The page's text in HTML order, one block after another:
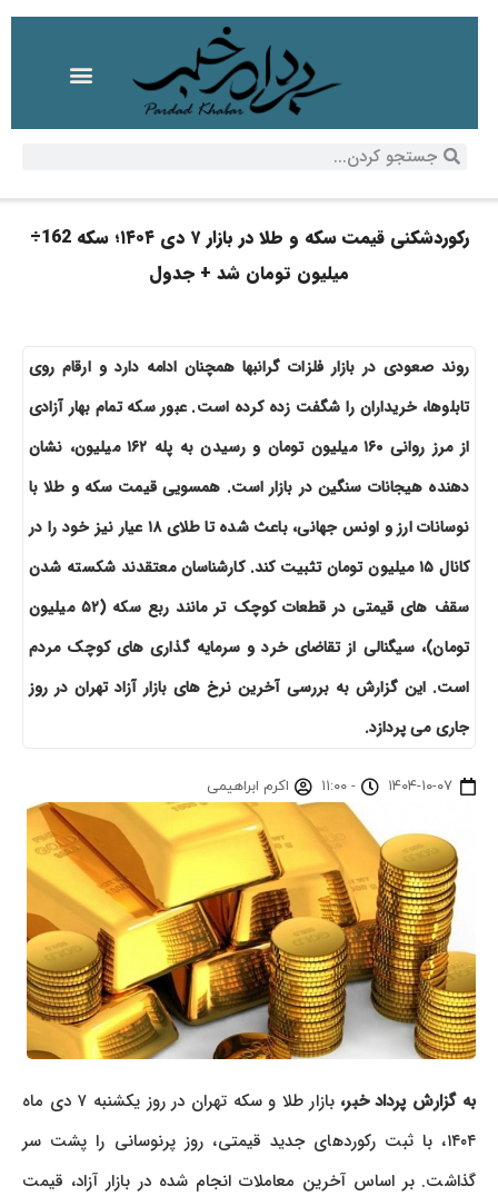
رکوردشکنی قیمت سکه و طلا در بازار ۷ دی ۱۴۰۴؛ سکه 162÷
میلیون تومان شد + جدول
روند صعودی در بازار فلزات گرانبها همچنان ادامه دارد و ارقام روی
تابلوها، خریداران را شگفت زده کرده است. عبور سکه تمام بهار آزادی
از مرز روانی ۱۶۰ میلیون تومان و رسیدن به پله ۱۶۲ میلیون، نشان
دهنده هیجانات سنگین در بازار است. همسویی قیمت سکه و طلا با
نوسانات ارز و اونس جهانی، باعث شده تا طلای ۱۸ عیار نیز خود را در
کانال ۱۵ میلیون تومان تثبیت کند. کارشناسان معتقدند شکسته شدن
سقف های قیمتی در قطعات کوچک تر مانند ربع سکه (۵۲ میلیون
تومان)، سیگنالی از تقاضای خرد و سرمایه گذاری های کوچک مردم
است. این گزارش به بررسی آخرین نرخ های بازار آزاد تهران در روز
جاری می پردازد.
۱۴۰۴-۱۰-۰۷ - ۱۱:۰۰ اکرم ابراهیمی
به گزارش پرداد خبر،
بازار طلا و سکه تهران در روز یکشنبه ۷ دی ماه
۱۴۰۴، با ثبت رکوردهای جدید قیمتی، روز پرنوسانی را پشت سر
گذاشت. بر اساس آخرین معاملات انجام شده در بازار آزاد، قیمت